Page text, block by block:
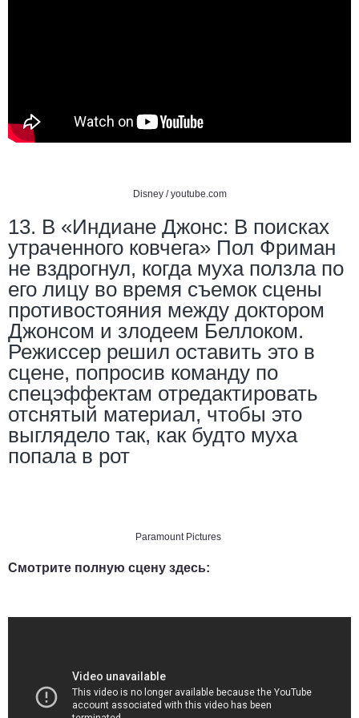
Disney /youtube.com
13. В «Индиане Джонс: В поисках
утраченного ковчега» Пол Фриман
не вздрогнул, когда муха ползла по
его лицу во время съемок сцены
противостояния между доктором
Джонсом и злодеем Беллоком.
Режиссер решил оставить это в
сцене, попросив команду по
спецэффектам отредактировать
отснятый материал, чтобы это
выглядело так, как будто муха
попала в рот
Paramount Pictures
Смотрите полную сцену здесь: